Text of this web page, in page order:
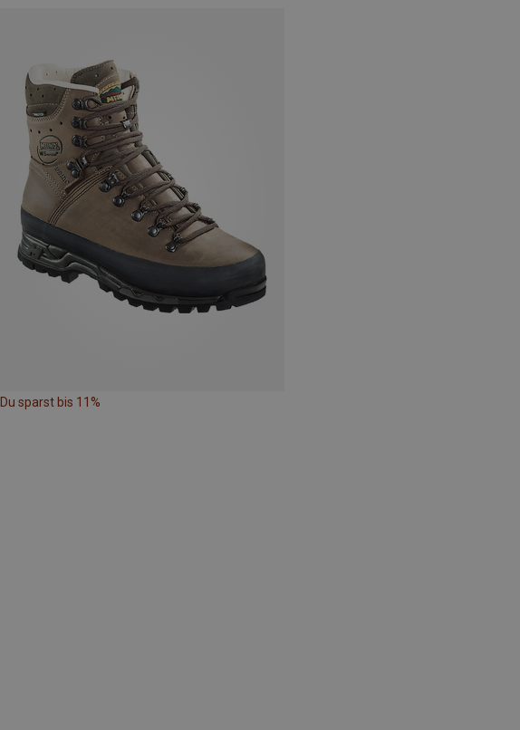
Du sparst bis 11%